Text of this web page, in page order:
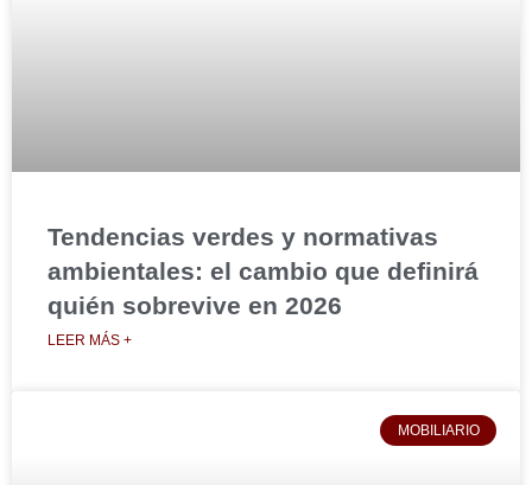
Tendencias verdes y normativas
ambientales: el cambio que definirá
quién sobrevive en 2026
LEER MÁS +
MOBILIARIO